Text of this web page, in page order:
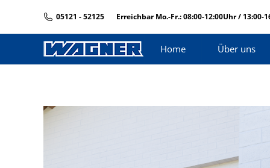
05121 - 52125 Erreichbar Mo.-Fr.: 08:00-12:00Uhr / 13:00-
Home Über uns